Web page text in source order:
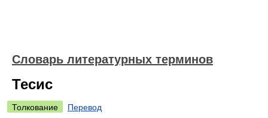
Словарь литературных терминов
Тесис
Толкование
Перевод